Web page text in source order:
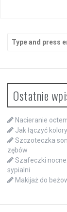
for:
Ostatnie
Nacieranie
Jak łączyć
Szczoteczka
zębów
Szafeczki
sypialni
Makijaż do